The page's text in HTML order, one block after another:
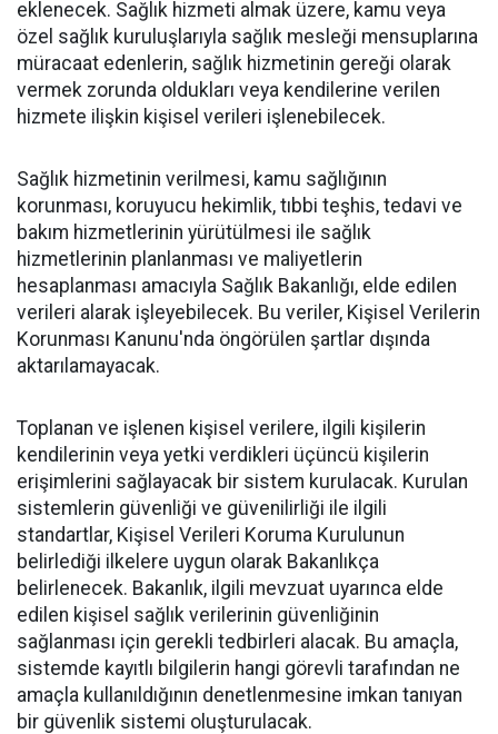
eklenecek. Sağlık hizmeti almak üzere, kamu veya
özel sağlık kuruluşlarıyla sağlık mesleği mensuplarına
müracaat edenlerin, sağlık hizmetinin gereği olarak
vermek zorunda oldukları veya kendilerine verilen
hizmete ilişkin kişisel verileri işlenebilecek.
Sağlık hizmetinin verilmesi, kamu sağlığının
korunması, koruyucu hekimlik, tıbbi teşhis, tedavi ve
bakım hizmetlerinin yürütülmesi ile sağlık
hizmetlerinin planlanması ve maliyetlerin
hesaplanması amacıyla Sağlık Bakanlığı, elde edilen
verileri alarak işleyebilecek. Bu veriler, Kişisel Verilerin
Korunması Kanunu'nda öngörülen şartlar dışında
aktarılamayacak.
Toplanan ve işlenen kişisel verilere, ilgili kişilerin
kendilerinin veya yetki verdikleri üçüncü kişilerin
erişimlerini sağlayacak bir sistem kurulacak. Kurulan
sistemlerin güvenliği ve güvenilirliği ile ilgili
standartlar, Kişisel Verileri Koruma Kurulunun
belirlediği ilkelere uygun olarak Bakanlıkça
belirlenecek. Bakanlık, ilgili mevzuat uyarınca elde
edilen kişisel sağlık verilerinin güvenliğinin
sağlanması için gerekli tedbirleri alacak. Bu amaçla,
sistemde kayıtlı bilgilerin hangi görevli tarafından ne
amaçla kullanıldığının denetlenmesine imkan tanıyan
bir güvenlik sistemi oluşturulacak.